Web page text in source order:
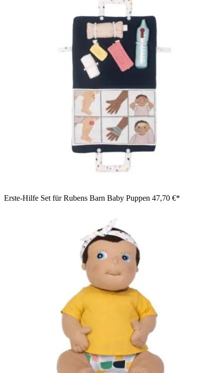
Erste-Hilfe Set für Rubens Barn Baby Puppen 47,70 €*